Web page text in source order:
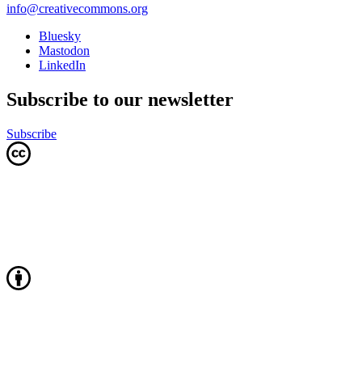
info@creativecommons.org
Bluesky
Mastodon
LinkedIn
Subscribe to our newsletter
Subscribe